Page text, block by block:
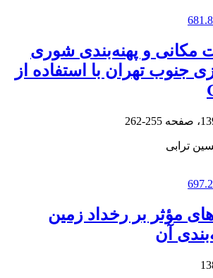
مکانی و پهنه‌بندی شوری
جنوب تهران با استفاده از
255-262
ترابی
مؤثر بر رخداد زمین
آن